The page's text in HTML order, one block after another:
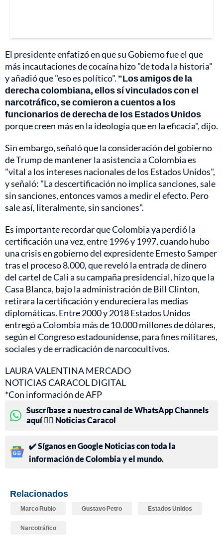
El presidente enfatizó en que su Gobierno fue el que
más incautaciones de cocaína hizo "de toda la historia"
y añadió que "eso es político". "Los amigos de la
derecha colombiana, ellos sí vinculados con el
narcotráfico, se comieron a cuentos a los
funcionarios de derecha de los Estados Unidos
porque creen más en la ideología que en la eficacia", dijo.
Sin embargo, señaló que la consideración del gobierno
de Trump de mantener la asistencia a Colombia es
"vital a los intereses nacionales de los Estados Unidos",
y señaló: "La descertificación no implica sanciones, sale
sin sanciones, entonces vamos a medir el efecto. Pero
sale así, literalmente, sin sanciones".
Es importante recordar que Colombia ya perdió la
certificación una vez, entre 1996 y 1997, cuando hubo
una crisis en gobierno del expresidente Ernesto Samper
tras el proceso 8.000, que reveló la entrada de dinero
del cartel de Cali a su campaña presidencial, hizo que la
Casa Blanca, bajo la administración de Bill Clinton,
retirara la certificación y endureciera las medias
diplomáticas. Entre 2000 y 2018 Estados Unidos
entregó a Colombia más de 10.000 millones de dólares,
según el Congreso estadounidense, para fines militares,
sociales y de erradicación de narcocultivos.
LAURA VALENTINA MERCADO
NOTICIAS CARACOL DIGITAL
*Con información de AFP
Suscríbase a nuestro canal de WhatsApp Channels
aquí 👉🏻 Noticias Caracol
✔️ Síganos en Google Noticias con toda la
información de Colombia y el mundo.
Relacionados
Marco Rubio Gustavo Petro Estados Unidos
Narcotráfico